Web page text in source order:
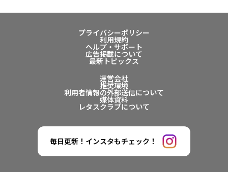
プライバシーポリシー
利用規約
ヘルプ・サポート
広告掲載について
最新トピックス
運営会社
推奨環境
利用者情報の外部送信について
媒体資料
レタスクラブについて
毎日更新！インスタもチェック！